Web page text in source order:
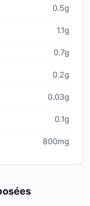
0.5g
1.1g
0.7g
0.2g
0.03g
0.1g
800mg